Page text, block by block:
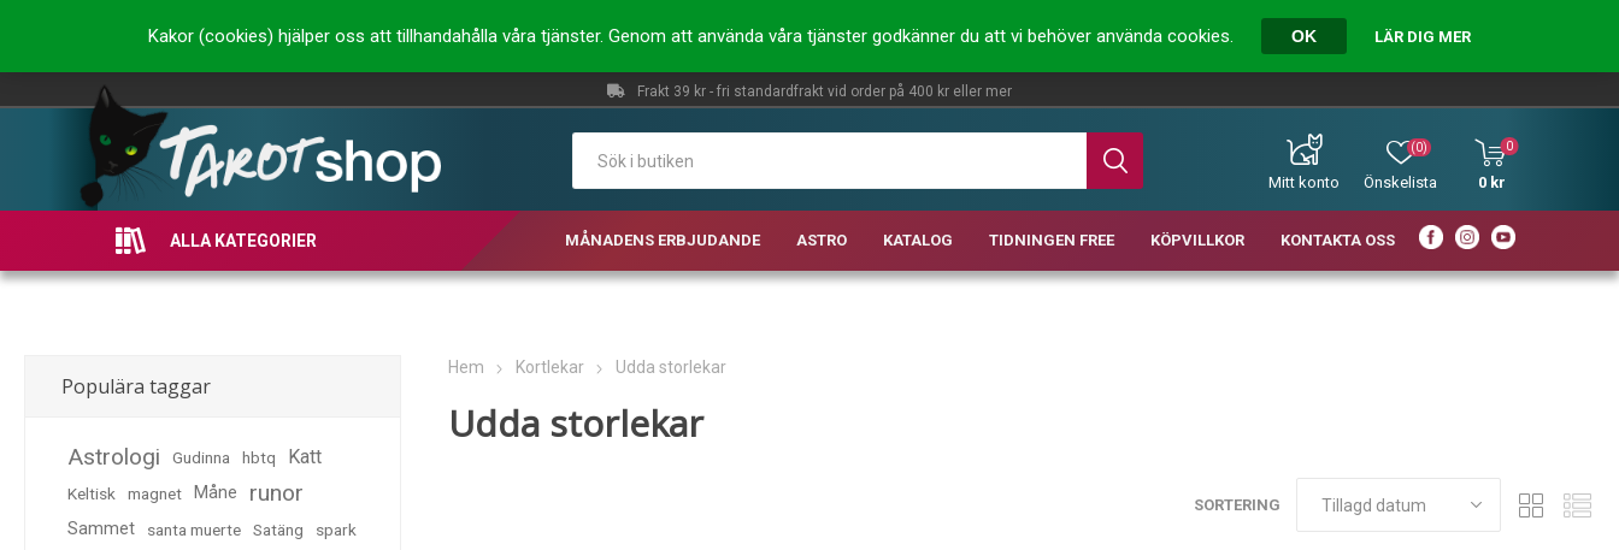
Kakor (cookies) hjälper oss att tillhandahålla våra tjänster. Genom att använda våra tjänster godkänner du att vi behöver använda cookies. OK LÄR DIG MER
Frakt 39 kr - fri standardfrakt vid order på 400 kr eller mer
Mitt konto Önskelista
(0) 0
0 kr
ALLA KATEGORIER MÅNADENS ERBJUDANDE ASTRO KATALOG TIDNINGEN FREE KÖPVILLKOR KONTAKTA OSS
Hem Kortlekar Udda storlekar
Udda storlekar
SORTERING
Populära taggar
Astrologi Gudinna hbtq Katt
Keltisk magnet Måne runor
Sammet santa muerte Satäng spark